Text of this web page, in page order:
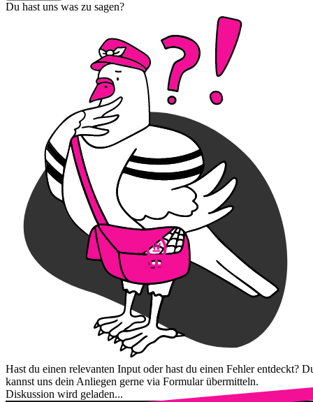
Du hast uns was zu sagen?
Hast du einen relevanten Input oder hast du einen Fehler entdeckt?
kannst uns dein Anliegen gerne via Formular übermitteln.
Diskussion wird geladen...